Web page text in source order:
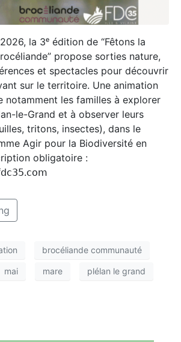
la 3ᵉ édition de “Fêtons la
propose sorties nature,
et spectacles pour découvrir
sur le territoire. Une animation
notamment les familles à explorer
le-Grand et à observer leurs
tritons, insectes), dans le
Agir pour la Biodiversité en
obligatoire :
brocéliande communauté
mai mare plélan le grand